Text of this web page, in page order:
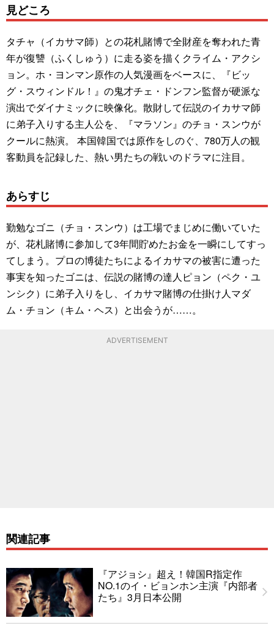
見どころ
タチャ（イカサマ師）との花札賭博で全財産を奪われた青
年が復讐（ふくしゅう）に走る姿を描くクライム・アクシ
ョン。ホ・ヨンマン原作の人気漫画をベースに、『ビッ
グ・スウィンドル！』の鬼才チェ・ドンフン監督が硬派な
演出でダイナミックに映像化。散財して伝説のイカサマ師
に弟子入りする主人公を、『マラソン』のチョ・スンウが
クールに熱演。 本国韓国では原作をしのぐ、780万人の観
客動員を記録した、熱い男たちの戦いのドラマに注目。
あらすじ
勤勉なゴニ（チョ・スンウ）は工場でまじめに働いていた
が、花札賭博に参加して3年間貯めたお金を一瞬にしてすっ
てしまう。プロの博徒たちによるイカサマの被害に遭った
事実を知ったゴニは、伝説の賭博の達人ピョン（ペク・ユ
ンシク）に弟子入りをし、イカサマ賭博の仕掛け人マダ
ム・チョン（キム・ヘス）と出会うが……。
ADVERTISEMENT
関連記事
『アジョシ』超え！韓国R指定作
NO.1のイ・ビョンホン主演『内部者
たち』3月日本公開